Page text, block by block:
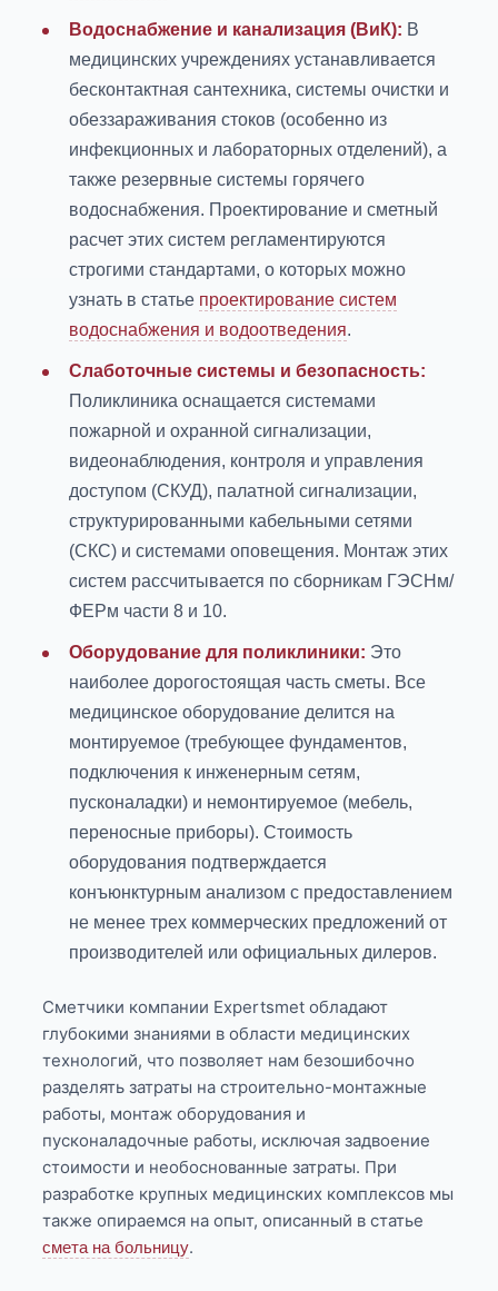
Водоснабжение и канализация (ВиК): В
медицинских учреждениях устанавливается
бесконтактная сантехника, системы очистки и
обеззараживания стоков (особенно из
инфекционных и лабораторных отделений), а
также резервные системы горячего
водоснабжения. Проектирование и сметный
расчет этих систем регламентируются
строгими стандартами, о которых можно
узнать в статье проектирование систем
водоснабжения и водоотведения.
Слаботочные системы и безопасность:
Поликлиника оснащается системами
пожарной и охранной сигнализации,
видеонаблюдения, контроля и управления
доступом (СКУД), палатной сигнализации,
структурированными кабельными сетями
(СКС) и системами оповещения. Монтаж этих
систем рассчитывается по сборникам ГЭСНм/
ФЕРм части 8 и 10.
Оборудование для поликлиники: Это
наиболее дорогостоящая часть сметы. Все
медицинское оборудование делится на
монтируемое (требующее фундаментов,
подключения к инженерным сетям,
пусконаладки) и немонтируемое (мебель,
переносные приборы). Стоимость
оборудования подтверждается
конъюнктурным анализом с предоставлением
не менее трех коммерческих предложений от
производителей или официальных дилеров.
Сметчики компании Expertsmet обладают
глубокими знаниями в области медицинских
технологий, что позволяет нам безошибочно
разделять затраты на строительно-монтажные
работы, монтаж оборудования и
пусконаладочные работы, исключая задвоение
стоимости и необоснованные затраты. При
разработке крупных медицинских комплексов мы
также опираемся на опыт, описанный в статье
смета на больницу.